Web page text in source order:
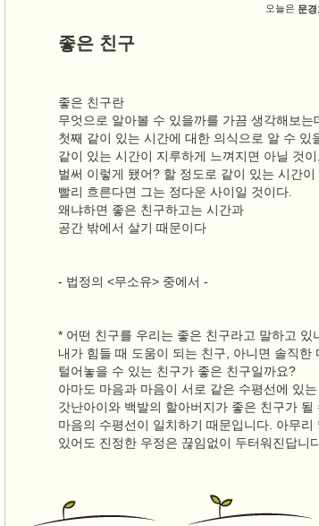
오늘은 문경
좋은 친구
좋은 친구란
무엇으로 알아볼 수 있을까를 가끔 생각해보는
첫째 같이 있는 시간에 대한 의식으로 알 수 있
같이 있는 시간이 지루하게 느껴지면 아닐 것이
벌써 이렇게 됐어? 할 정도로 같이 있는 시간이
빨리 흐른다면 그는 정다운 사이일 것이다.
왜냐하면 좋은 친구하고는 시간과
공간 밖에서 살기 때문이다
- 법정의 <무소유> 중에서 -
* 어떤 친구를 우리는 좋은 친구라고 말하고 있
내가 힘들 때 도움이 되는 친구, 아니면 솔직한
털어놓을 수 있는 친구가 좋은 친구일까요?
아마도 마음과 마음이 서로 같은 수평선에 있는
갓난아이와 백발의 할아버지가 좋은 친구가 될
마음의 수평선이 일치하기 때문입니다. 아무리
있어도 진정한 우정은 끊임없이 두터워진답니